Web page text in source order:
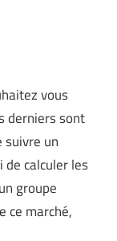
vous
derniers sont
un
calculer les
groupe
ce marché,